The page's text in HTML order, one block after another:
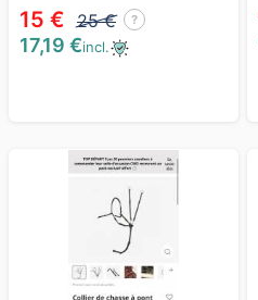
15 € 25 € ?
17,19 €incl.